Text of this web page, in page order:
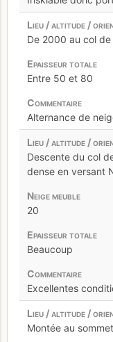
De 2000 au col de
Entre 50 et 80
Alternance de
Descente du col
dense en versant
20
Beaucoup
Excellentes
Montée au